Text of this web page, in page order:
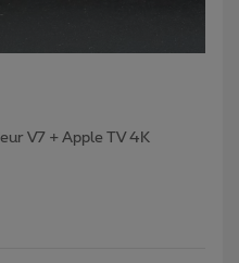
V7 + Apple TV 4K